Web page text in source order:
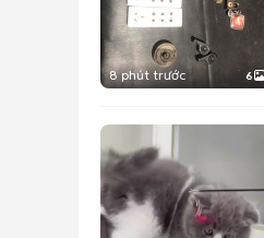
8 phút trước 6